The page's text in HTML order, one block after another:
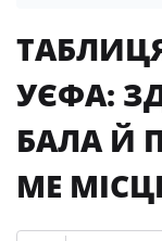
УЄФА:
БАЛА Й
МЕ